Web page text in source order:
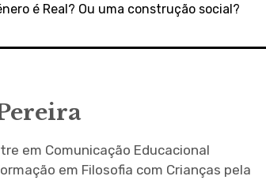
é Real? Ou uma construção social?
em Comunicação Educacional
em Filosofia com Crianças pela